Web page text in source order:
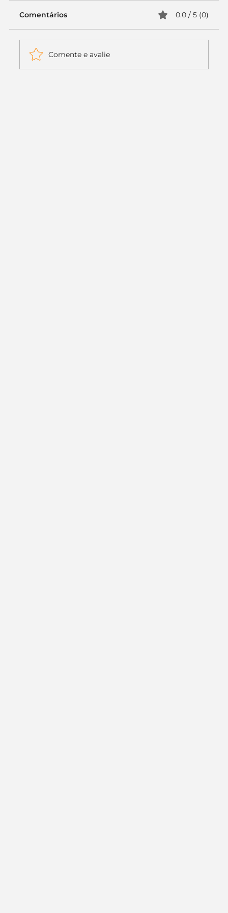
Comentários 0.0 / 5 (0)
Comente e avalie